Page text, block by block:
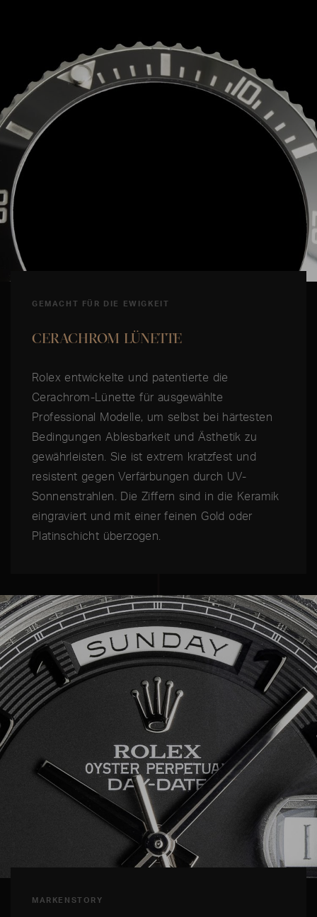
GEMACHT FÜR DIE EWIGKEIT
CERACHROM LÜNETTE
Rolex entwickelte und patentierte die
Cerachrom-Lünette für ausgewählte
Professional Modelle, um selbst bei härtesten
Bedingungen Ablesbarkeit und Ästhetik zu
gewährleisten. Sie ist extrem kratzfest und
resistent gegen Verfärbungen durch UV-
Sonnenstrahlen. Die Ziffern sind in die Keramik
eingraviert und mit einer feinen Gold oder
Platinschicht überzogen.
MARKENSTORY